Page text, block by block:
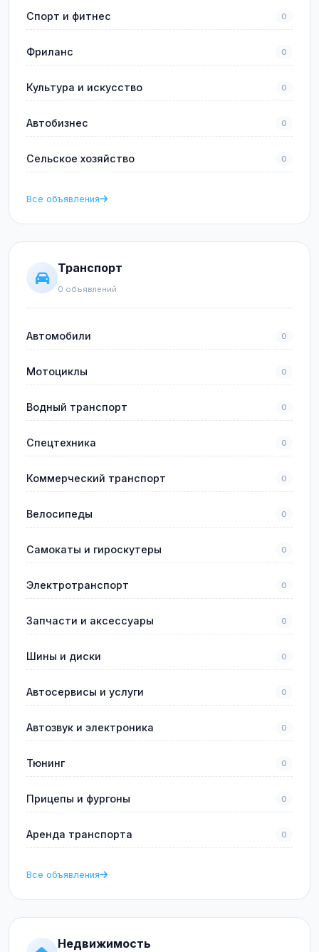
Спорт и фитнес 0
Фриланс 0
Культура и искусство 0
Автобизнес 0
Сельское хозяйство 0
Все объявления
Транспорт
0 объявлений
Автомобили 0
Мотоциклы 0
Водный транспорт 0
Спецтехника 0
Коммерческий транспорт 0
Велосипеды 0
Самокаты и гироскутеры 0
Электротранспорт 0
Запчасти и аксессуары 0
Шины и диски 0
Автосервисы и услуги 0
Автозвук и электроника 0
Тюнинг 0
Прицепы и фургоны 0
Аренда транспорта 0
Все объявления
Недвижимость